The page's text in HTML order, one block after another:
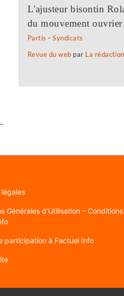
L'ajusteur bisontin
du mouvement ouvrier
Partis -Syndicats
Revue du web par La rédaction
Générales d’Utilisation –
participation à Factuel Info